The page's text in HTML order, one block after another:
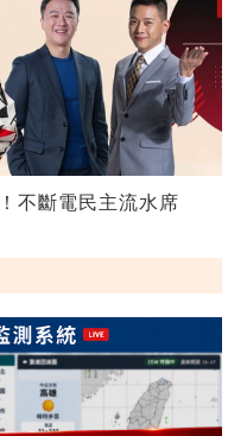
不斷電民主流水席